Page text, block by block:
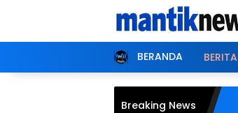
BERANDA BERITA
Breaking News